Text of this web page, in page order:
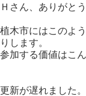
Ｈさん、ありがと
植木市にはこのよ
りします。
参加する価値はこ
更新が遅れました。